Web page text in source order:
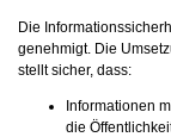
Die
genehmigt. Die
stellt sicher, dass:
Informationen
die